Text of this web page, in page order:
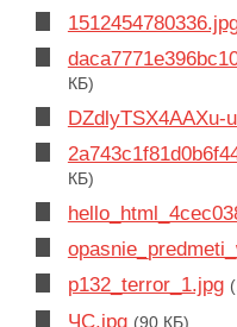
КБ)
DZdlyTSX4AAXu-
КБ)
p132_terror_1.jpg
ЧС.jpg (90 КБ)